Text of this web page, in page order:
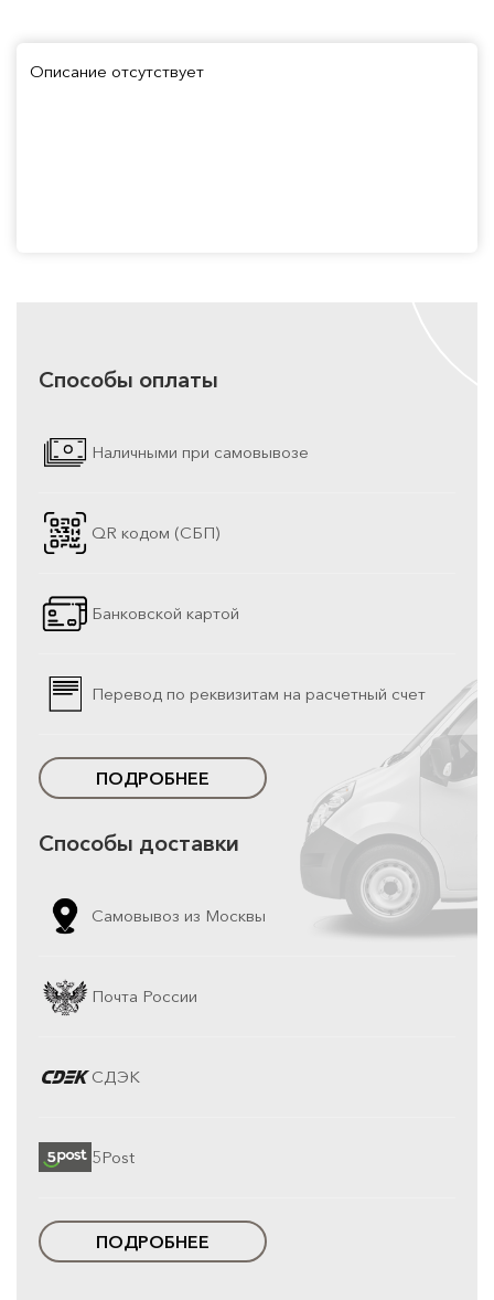
Описание отсутствует
Способы оплаты
Наличными при самовывозе
QR кодом (СБП)
Банковской картой
Перевод по реквизитам на расчетный счет
ПОДРОБНЕЕ
Способы доставки
Самовывоз из Москвы
Почта России
СДЭК
5Post
ПОДРОБНЕЕ